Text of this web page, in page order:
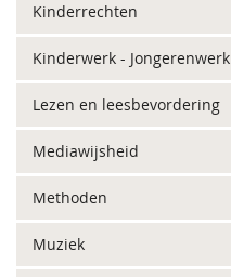
Kinderrechten
Kinderwerk - Jongerenwerk
Lezen en leesbevordering
Mediawijsheid
Methoden
Muziek